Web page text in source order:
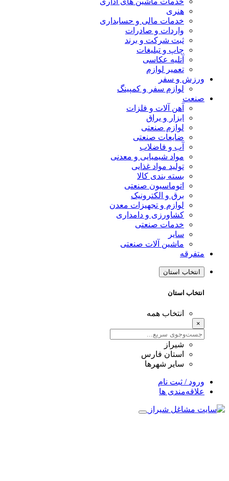
هنری
خدمات مالی و حسابداری
واردات و صادرات
ثبت شرکت و برند
چاپ و تبلیغات
آتلیه عکاسی
تعمیر لوازم
ورزش و سفر
لوازم سفر و کمپینگ
صنعت
آهن آلات و فلزات
ابزار و یراق
لوازم صنعتی
ضایعات صنعتی
آب و فاضلاب
مواد شیمیایی و معدنی
تولید مواد غذایی
بسته بندی کالا
اتوماسیون صنعتی
برق و الکترونیک
لوازم و تجهیزات معدن
کشاورزی و دامداری
خدمات صنعتی
سایر
ماشین آلات صنعتی
متفرقه
انتخاب استان
انتخاب استان
انتخاب همه
×
شیراز
استان فارس
سایر شهرها
ورود / ثبت نام
علاقه‌مندی ها